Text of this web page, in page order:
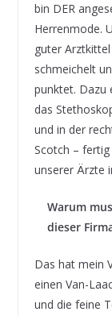
bin DER
Herrenmode.
guter
schmeichelt
punktet. Dazu
das
und in der
Scotch –
unserer Ärzte
Warum
dieser
Das hat mein
einen Van-
und die feine